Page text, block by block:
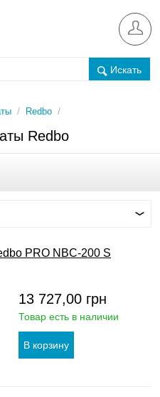
Искать
/ Redbo /
Redbo
PRO NBC-200 S
13 727,00 грн
Товар есть в наличии